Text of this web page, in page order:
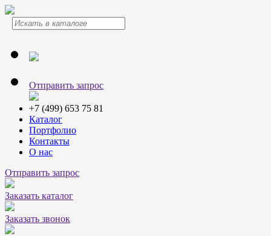
Отправить запрос
+7 (499) 653 75 81
Каталог
Портфолио
Контакты
О нас
Отправить запрос
Заказать каталог
Заказать звонок